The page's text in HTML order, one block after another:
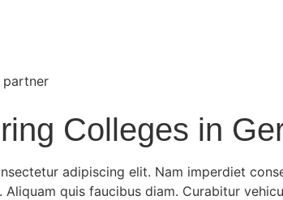
partner
Colleges in
adipiscing elit. Nam imperdiet
quis faucibus diam. Curabitur